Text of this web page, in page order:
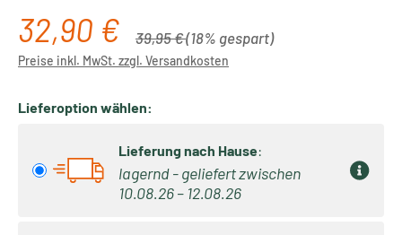
Verkaufspreis:
32,90 € Regulärer Preis:
39,95 €(18% gespart)
Preise inkl. MwSt. zzgl. Versandkosten
Lieferoption wählen:
Lieferung nach Hause:
lagernd - geliefert zwischen
10.08.26 – 12.08.26